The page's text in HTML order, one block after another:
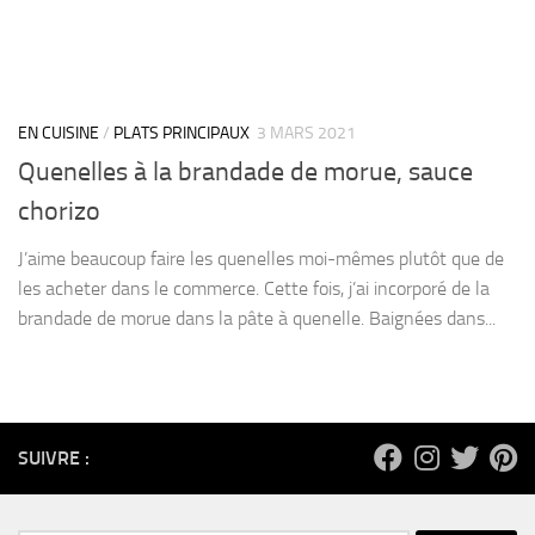
EN CUISINE / PLATS PRINCIPAUX 3 MARS 2021
Quenelles à la brandade de morue, sauce
chorizo
J’aime beaucoup faire les quenelles moi-mêmes plutôt que de
les acheter dans le commerce. Cette fois, j’ai incorporé de la
brandade de morue dans la pâte à quenelle. Baignées dans...
SUIVRE :